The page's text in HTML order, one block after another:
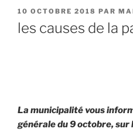
PUBLIÉ
LE
10 OCTOBRE 2018 PAR
les causes de la
La municipalité vous
générale du 9 octobre, sur